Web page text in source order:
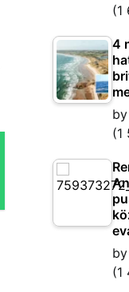
(1
4
by
(1
by
(1